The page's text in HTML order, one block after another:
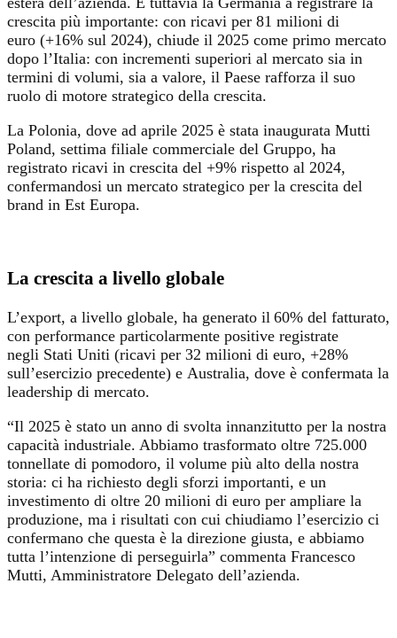
crescita più importante: con ricavi per 81 milioni di
euro (+16% sul 2024), chiude il 2025 come primo mercato
dopo l’Italia: con incrementi superiori al mercato sia in
termini di volumi, sia a valore, il Paese rafforza il suo
ruolo di motore strategico della crescita.
La Polonia, dove ad aprile 2025 è stata inaugurata Mutti
Poland, settima filiale commerciale del Gruppo, ha
registrato ricavi in crescita del +9% rispetto al 2024,
confermandosi un mercato strategico per la crescita del
brand in Est Europa.
La crescita a livello globale
L’export, a livello globale, ha generato il 60% del fatturato,
con performance particolarmente positive registrate
negli Stati Uniti (ricavi per 32 milioni di euro, +28%
sull’esercizio precedente) e Australia, dove è confermata la
leadership di mercato.
“Il 2025 è stato un anno di svolta innanzitutto per la nostra
capacità industriale. Abbiamo trasformato oltre 725.000
tonnellate di pomodoro, il volume più alto della nostra
storia: ci ha richiesto degli sforzi importanti, e un
investimento di oltre 20 milioni di euro per ampliare la
produzione, ma i risultati con cui chiudiamo l’esercizio ci
confermano che questa è la direzione giusta, e abbiamo
tutta l’intenzione di perseguirla” commenta Francesco
Mutti, Amministratore Delegato dell’azienda.